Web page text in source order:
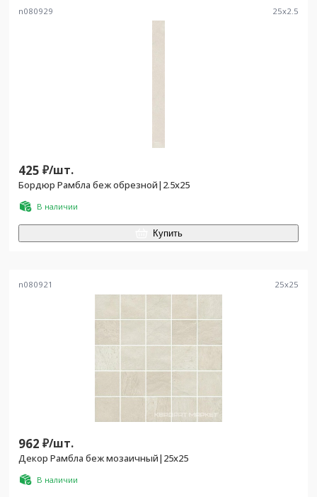
n080929 25x2.5
425 ₽/шт.
Бордюр Рамбла беж обрезной|2.5x25
В наличии
Купить
n080921 25x25
962 ₽/шт.
Декор Рамбла беж мозаичный|25x25
В наличии